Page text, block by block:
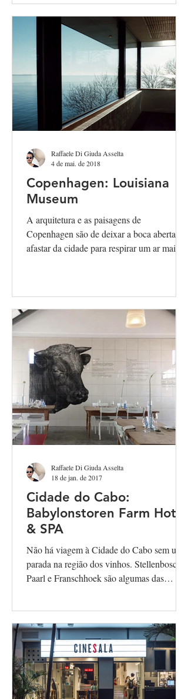
Copenhagen: Louisiana
Museum
A arquitetura e as paisagens de
Copenhagen são de deixar a boca aberta. Se
afastar da cidade para respirar um ar mais
Raffaele Di Giuda Asselta
4 de mai. de 2018
Cidade do Cabo:
Babylonstoren Farm Hotel
& SPA
Não há viagem à Cidade do Cabo sem uma
parada na região dos vinhos. Stellenbosch,
Paarl e Franschhoek são algumas das
Raffaele Di Giuda Asselta
18 de jan. de 2017